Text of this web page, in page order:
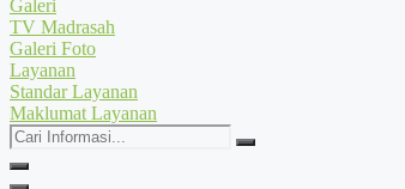
Galeri
TV Madrasah
Galeri Foto
Layanan
Standar Layanan
Maklumat Layanan
Cari
Informasi...